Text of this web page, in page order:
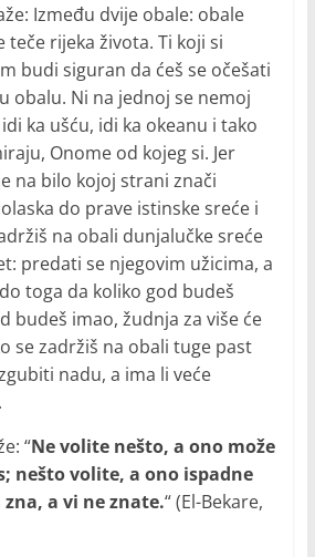
Između dvije obale: obale
teče rijeka života. Ti koji si
budi siguran da ćeš se očešati
obalu. Ni na jednoj se nemoj
ka ušću, idi ka okeanu i tako
Onome od kojeg si. Jer
na bilo kojoj strani znači
do prave istinske sreće i
na obali dunjalučke sreće
predati se njegovim užicima, a
toga da koliko god budeš
budeš imao, žudnja za više će
se zadržiš na obali tuge past
nadu, a ima li veće
“Ne volite nešto, a ono može
nešto volite, a ono ispadne
a vi ne znate.“ (El-Bekare,